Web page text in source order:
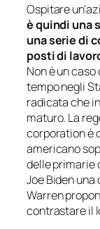
Ospitare
è quindi una
una serie di
posti di
Non è un
tempo negli
radicata che
maturo. La
corporation è
americano
delle primarie
Joe Biden
Warren
contrastare il